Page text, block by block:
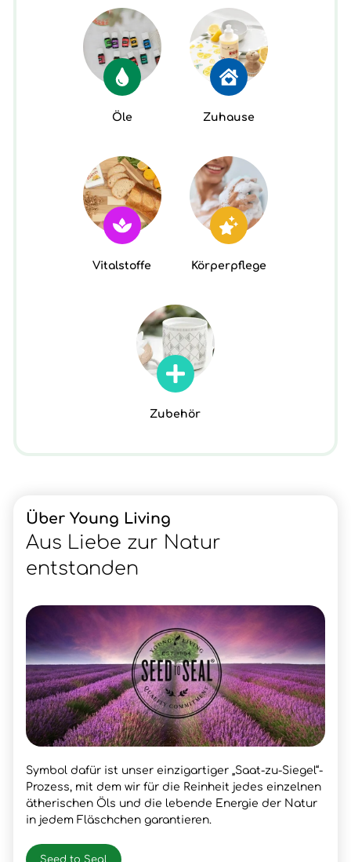
Öle Zuhause
Vitalstoffe Körperpflege
Zubehör
Über Young Living
Aus Liebe zur Natur
entstanden
Symbol dafür ist unser einzigartiger „Saat-zu-Siegel“-
Prozess, mit dem wir für die Reinheit jedes einzelnen
ätherischen Öls und die lebende Energie der Natur
in jedem Fläschchen garantieren.
Seed to Seal